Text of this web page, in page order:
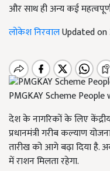
और साथ ही अन्य कई
लोकेश निरवालUpdated on
PMGKAY Scheme
देश के नागरिकों के लिए
प्रधानमंत्री गरीब कल्याण
तारीख को आगे बढ़ा दिया है.
में राशन मिलता रहेगा.